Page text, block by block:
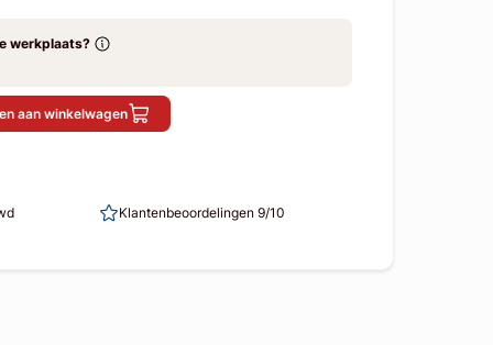
werkplaats?
aan winkelwagen
Klantenbeoordelingen 9/10